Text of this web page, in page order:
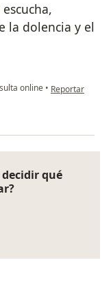
la dolencia y el
online • en opinión del
Reportar
qué